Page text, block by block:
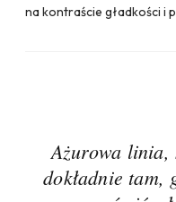
na kontraście gładkości i
Ażurowa
dokładnie tam,